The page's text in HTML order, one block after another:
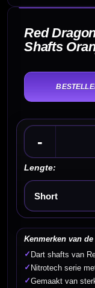
Red
Shafts
-
Lengte:
Kies een
Kenmerken van
✓ Dart shafts van
✓ Nitrotech serie
✓Gemaakt van